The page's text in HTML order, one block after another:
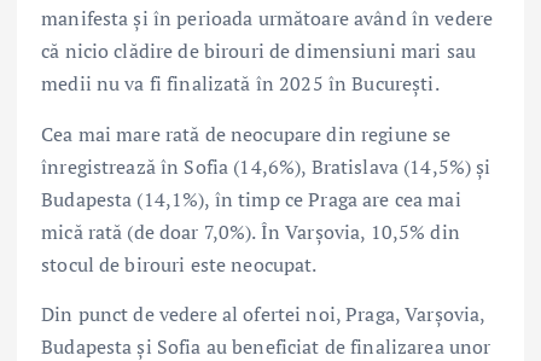
manifesta și în perioada următoare având în vedere
că nicio clădire de birouri de dimensiuni mari sau
medii nu va fi finalizată în 2025 în București.
Cea mai mare rată de neocupare din regiune se
înregistrează în Sofia (14,6%), Bratislava (14,5%) și
Budapesta (14,1%), în timp ce Praga are cea mai
mică rată (de doar 7,0%). În Varșovia, 10,5% din
stocul de birouri este neocupat.
Din punct de vedere al ofertei noi, Praga, Varșovia,
Budapesta și Sofia au beneficiat de finalizarea unor